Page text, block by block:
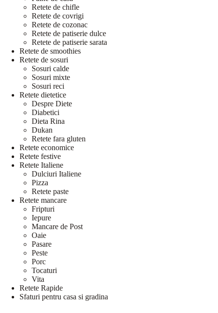
Retete de chifle
Retete de covrigi
Retete de cozonac
Retete de patiserie dulce
Retete de patiserie sarata
Retete de smoothies
Retete de sosuri
Sosuri calde
Sosuri mixte
Sosuri reci
Retete dietetice
Despre Diete
Diabetici
Dieta Rina
Dukan
Retete fara gluten
Retete economice
Retete festive
Retete Italiene
Dulciuri Italiene
Pizza
Retete paste
Retete mancare
Fripturi
Iepure
Mancare de Post
Oaie
Pasare
Peste
Porc
Tocaturi
Vita
Retete Rapide
Sfaturi pentru casa si gradina